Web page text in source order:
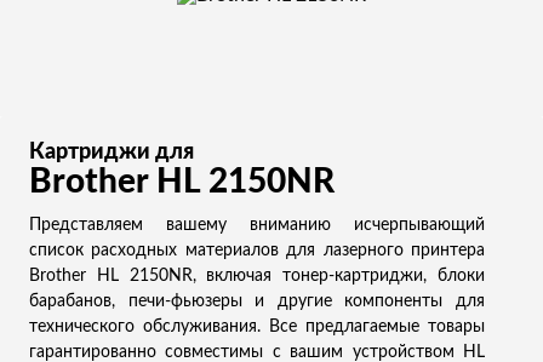
Картриджи для
Brother HL 2150NR
Представляем вашему вниманию исчерпывающий
список расходных материалов для лазерного принтера
Brother HL 2150NR, включая тонер-картриджи, блоки
барабанов, печи-фьюзеры и другие компоненты для
технического обслуживания. Все предлагаемые товары
гарантированно совместимы с вашим устройством HL